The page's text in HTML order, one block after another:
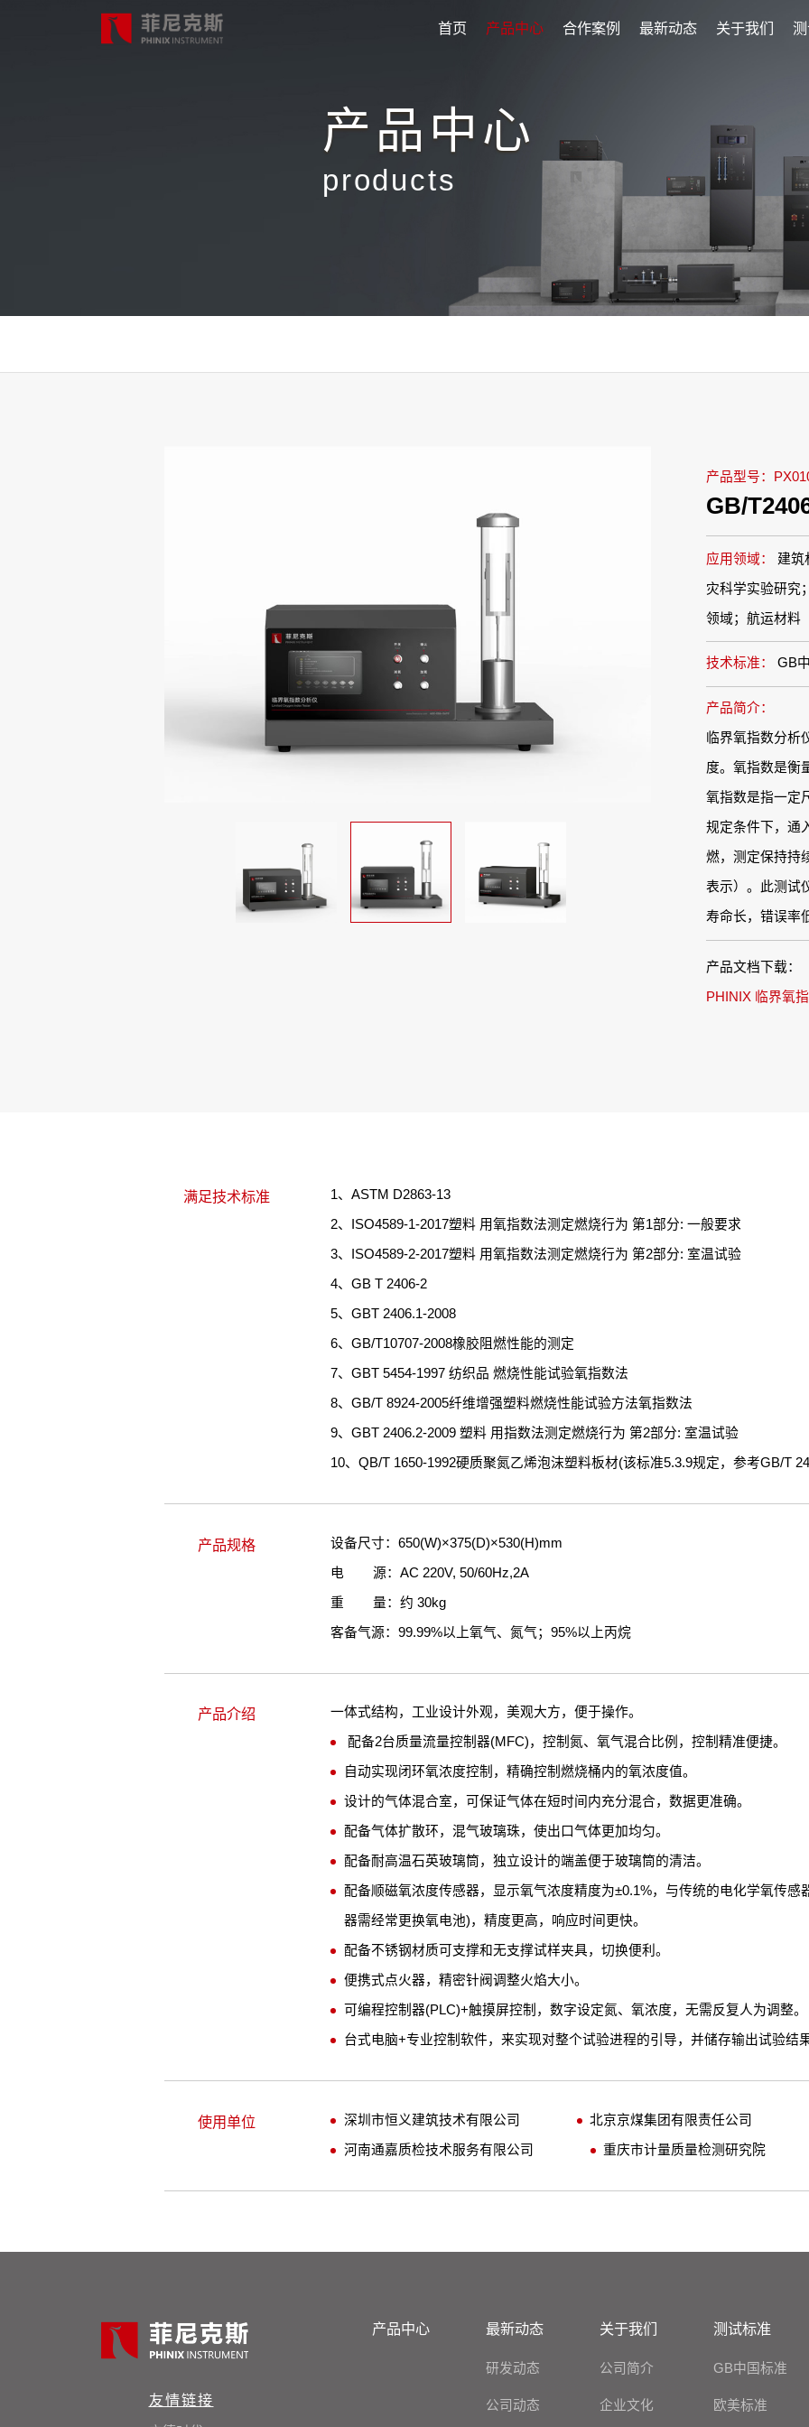
首页 产品中心 合作案例 最新动态 关于我们
最新动态
产品中心
products
产品型号：
GB/
应用领域： 建筑
灾科学实验研究
领域；航运材料
技术标准： GB
产品简介：
临界氧指数分析
度。氧指数是衡
氧指数是指一定
规定条件下，通
燃，测定保持持
表示）。此测试
寿命长，错误率
产品文档下载：
PHINIX 临界氧
满足技术标准 1、ASTM D2863-13
2、ISO4589-1-2017塑料 用氧指数法测定燃烧行为 第1部分: 一般要求
3、ISO4589-2-2017塑料 用氧指数法测定燃烧行为 第2部分: 室温试验
4、GB T 2406-2
5、GBT 2406.1-2008
6、GB/T10707-2008橡胶阻燃性能的测定
7、GBT 5454-1997 纺织品 燃烧性能试验氧指数法
8、GB/T 8924-2005纤维增强塑料燃烧性能试验方法氧指数法
9、GBT 2406.2-2009 塑料 用指数法测定燃烧行为 第2部分: 室温试验
10、QB/T 1650-1992硬质聚氮乙烯泡沫塑料板材(该标准5.3.9规定，参考GB/T
产品规格 设备尺寸：650(W)×375(D)×530(H)mm
电 源：AC 220V, 50/60Hz,2A
重 量：约 30kg
客备气源：99.99%以上氧气、氮气；95%以上丙烷
产品介绍 一体式结构，工业设计外观，美观大方，便于操作。
配备2台质量流量控制器(MFC)，控制氮、氧气混合比例，控制精准便捷。
自动实现闭环氧浓度控制，精确控制燃烧桶内的氧浓度值。
设计的气体混合室，可保证气体在短时间内充分混合，数据更准确。
配备气体扩散环，混气玻璃珠，使出口气体更加均匀。
配备耐高温石英玻璃筒，独立设计的端盖便于玻璃筒的清洁。
配备顺磁氧浓度传感器，显示氧气浓度精度为±0.1%，与传统的电化学氧传
器需经常更换氧电池)，精度更高，响应时间更快。
配备不锈钢材质可支撑和无支撑试样夹具，切换便利。
便携式点火器，精密针阀调整火焰大小。
可编程控制器(PLC)+触摸屏控制，数字设定氮、氧浓度，无需反复人为调整。
台式电脑+专业控制软件，来实现对整个试验进程的引导，并储存输出试验结
使用单位 深圳市恒义建筑技术有限公司 北京京煤集团有限责任公司
河南通嘉质检技术服务有限公司 重庆市计量质量检测研究院
友情链接
产品中心 最新动态
研发动态
公司动态
关于我们
公司简介
企业文化
测试标准
GB中国标准
欧美标准